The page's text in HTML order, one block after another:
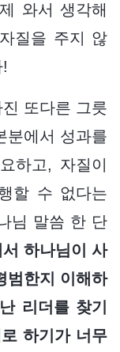
와서 생각해
질을 주지 않
또다른 그릇
분에서 성과를
하고, 자질이
할 수 없다는
님 말씀 한 단
하나님이 사
범한지 이해하
리더를 찾기
하기가 너무